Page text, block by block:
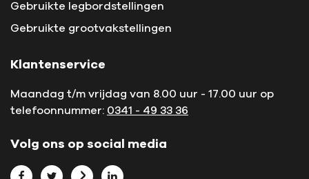
Gebruikte legbordstellingen
Gebruikte grootvakstellingen
Klantenservice
Maandag t/m vrijdag van 8.00 uur - 17.00 uur op
telefoonnummer: 0341 - 49 33 36
Volg ons op social media
Bekijk L.P. Petersen op Facebook
Bekijk L.P. Petersen op Twitter
Bekijk L.P. Petersen op Marktplaats
Bekijk L.P. Petersen op LinkedIn